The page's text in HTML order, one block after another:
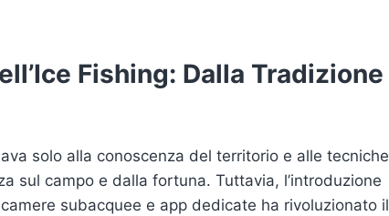
Fishing: Dalla Tradizione
solo alla conoscenza del territorio e alle tecniche
sul campo e dalla fortuna. Tuttavia, l’introduzione
subacquee e app dedicate ha rivoluzionato il